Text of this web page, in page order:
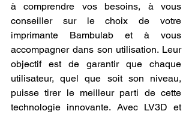
à comprendre vos besoins, à vous
conseiller sur le choix de votre
imprimante Bambulab et à vous
accompagner dans son utilisation. Leur
objectif est de garantir que chaque
utilisateur, quel que soit son niveau,
puisse tirer le meilleur parti de cette
technologie innovante. Avec LV3D et